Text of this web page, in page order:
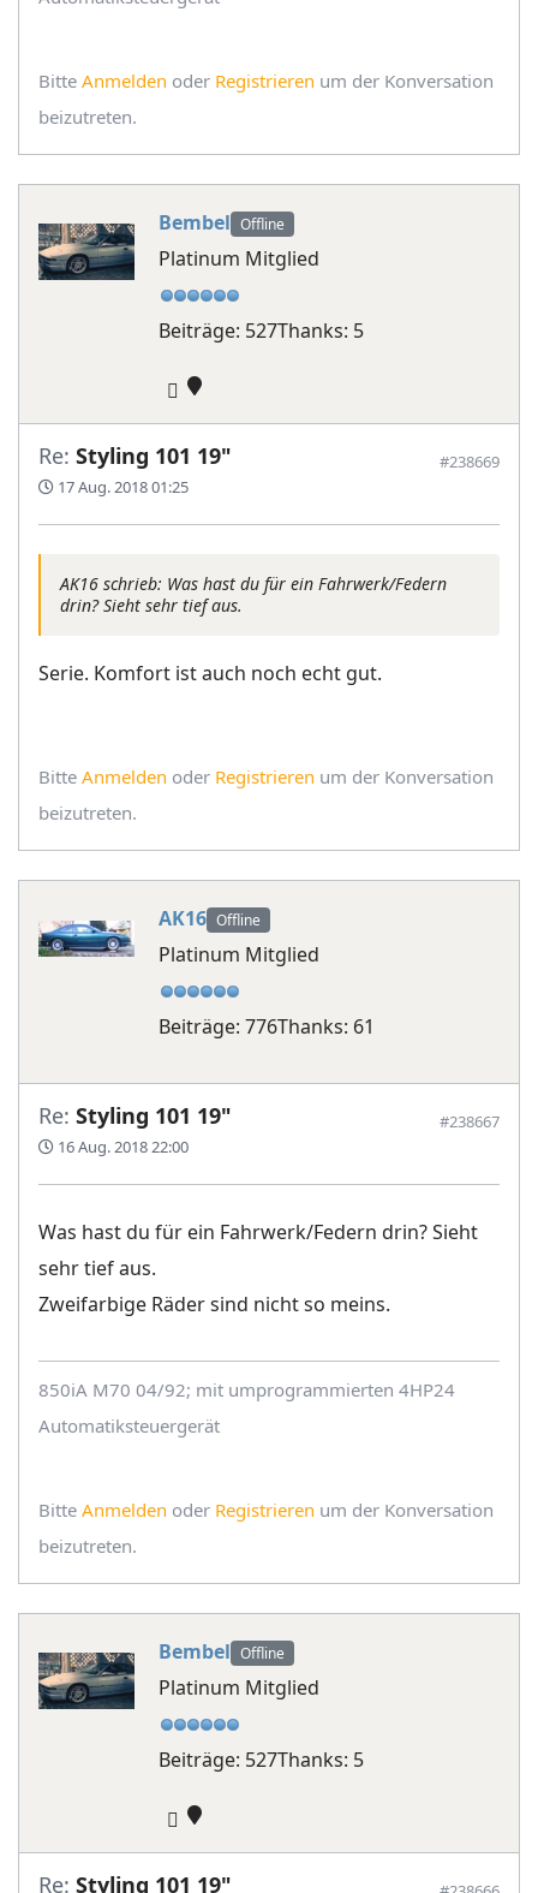
Bitte Anmelden oder Registrieren um der Konversation
beizutreten.
Bembel Offline
Platinum Mitglied
Beiträge: 527Thanks: 5
Re: Styling 101 19"
17 Aug. 2018 01:25
#238669
AK16 schrieb: Was hast du für ein Fahrwerk/Federn
drin? Sieht sehr tief aus.
Serie. Komfort ist auch noch echt gut.
Bitte Anmelden oder Registrieren um der Konversation
beizutreten.
AK16 Offline
Platinum Mitglied
Beiträge: 776Thanks: 61
Re: Styling 101 19"
16 Aug. 2018 22:00
#238667
Was hast du für ein Fahrwerk/Federn drin? Sieht
sehr tief aus.
Zweifarbige Räder sind nicht so meins.
850iA M70 04/92; mit umprogrammierten 4HP24
Automatiksteuergerät
Bitte Anmelden oder Registrieren um der Konversation
beizutreten.
Bembel Offline
Platinum Mitglied
Beiträge: 527Thanks: 5
Re: Styling 101 19"